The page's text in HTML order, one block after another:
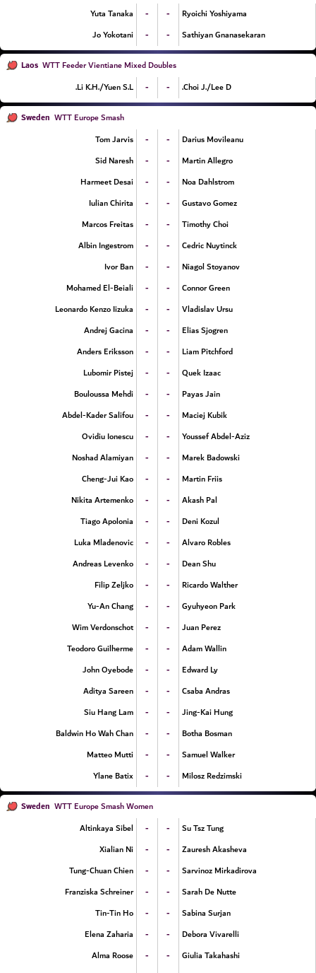
Yuta Tanaka
- -
Ryoichi Yoshiyama
Jo Yokotani
- - Sathiyan Gnanasekaran
Laos WTT Feeder Vientiane Mixed Doubles
Li K.H./Yuen S.L.
- - Choi J./Lee D.
Sweden WTT Europe Smash
Tom Jarvis
- -
Darius Movileanu
Sid Naresh
- -
Martin Allegro
Harmeet Desai
- -
Noa Dahlstrom
Iulian Chirita
- -
Gustavo Gomez
Marcos Freitas
- -
Timothy Choi
Albin Ingestrom
- -
Cedric Nuytinck
Ivor Ban
- -
Niagol Stoyanov
Mohamed El-Beiali
- -
Connor Green
Leonardo Kenzo Iizuka
- -
Vladislav Ursu
Andrej Gacina
- -
Elias Sjogren
Anders Eriksson
- -
Liam Pitchford
Lubomir Pistej
- -
Quek Izaac
Bouloussa Mehdi
- -
Payas Jain
Abdel-Kader Salifou
- -
Maciej Kubik
Ovidiu Ionescu
- -
Youssef Abdel-Aziz
Noshad Alamiyan
- -
Marek Badowski
Cheng-Jui Kao
- -
Martin Friis
Nikita Artemenko
- -
Akash Pal
Tiago Apolonia
- -
Deni Kozul
Luka Mladenovic
- -
Alvaro Robles
Andreas Levenko
- -
Dean Shu
Filip Zeljko
- -
Ricardo Walther
Yu-An Chang
- -
Gyuhyeon Park
Wim Verdonschot
- -
Juan Perez
Teodoro Guilherme
- -
Adam Wallin
John Oyebode
- -
Edward Ly
Aditya Sareen
- -
Csaba Andras
Siu Hang Lam
- -
Jing-Kai Hung
Baldwin Ho Wah Chan
- -
Botha Bosman
Matteo Mutti
- -
Samuel Walker
Ylane Batix
- - Milosz Redzimski
Sweden WTT Europe Smash Women
Altinkaya Sibel
- -
Su Tsz Tung
Xialian Ni
- -
Zauresh Akasheva
Tung-Chuan Chien
- -
Sarvinoz Mirkadirova
Franziska Schreiner
- -
Sarah De Nutte
Tin-Tin Ho
- -
Sabina Surjan
Elena Zaharia
- -
Debora Vivarelli
Alma Roose
- -
Giulia Takahashi